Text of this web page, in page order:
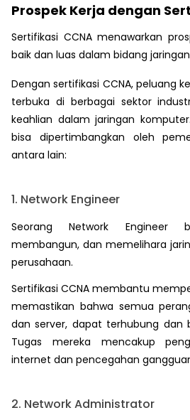
Prospek Kerja dengan
Sertifikasi CCNA menawarkan
baik dan luas dalam bidang
Dengan sertifikasi CCNA, peluang
terbuka di berbagai sektor
keahlian dalam jaringan
bisa dipertimbangkan oleh
antara lain:
1. Network Engineer
Seorang Network Engineer
membangun, dan memelihara
perusahaan.
Sertifikasi CCNA membantu
memastikan bahwa semua
dan server, dapat terhubung dan
Tugas mereka mencakup
internet dan pencegahan
2. Network Administrator